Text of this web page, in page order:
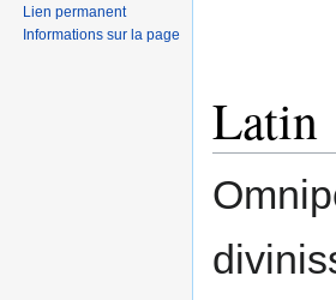
Latin
Lien permanent
Informations sur la page